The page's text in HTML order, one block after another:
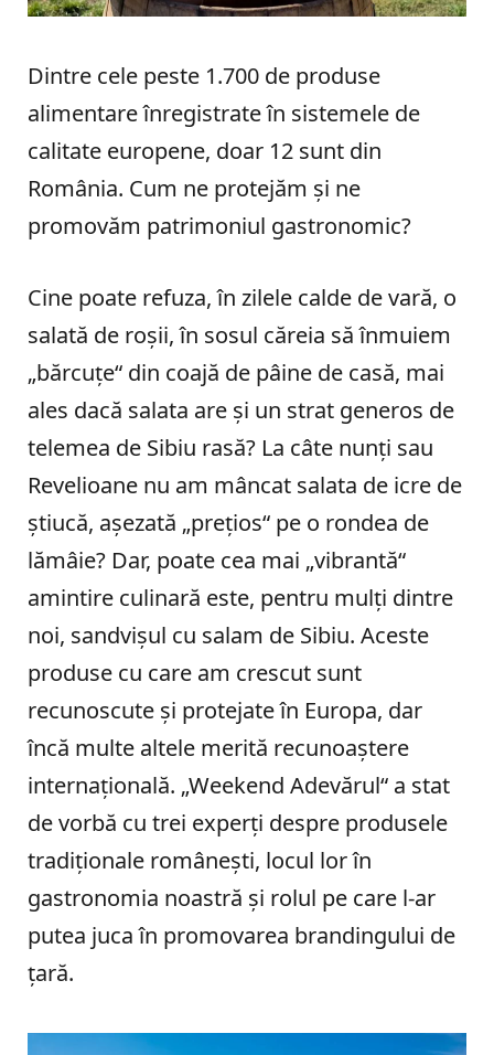
Dintre cele peste 1.700 de produse
alimentare înregistrate în sistemele de
calitate europene, doar 12 sunt din
România. Cum ne protejăm și ne
promovăm patrimoniul gastronomic?
Cine poate refuza, în zilele calde de vară, o
salată de roșii, în sosul căreia să înmuiem
„bărcuțe“ din coajă de pâine de casă, mai
ales dacă salata are și un strat generos de
telemea de Sibiu rasă? La câte nunți sau
Revelioane nu am mâncat salata de icre de
știucă, așezată „prețios“ pe o rondea de
lămâie? Dar, poate cea mai „vibrantă“
amintire culinară este, pentru mulți dintre
noi, sandvișul cu salam de Sibiu. Aceste
produse cu care am crescut sunt
recunoscute și protejate în Europa, dar
încă multe altele merită recunoaștere
internațională. „Weekend Adevărul“ a stat
de vorbă cu trei experți despre produsele
tradiționale românești, locul lor în
gastronomia noastră și rolul pe care l-ar
putea juca în promovarea brandingului de
țară.